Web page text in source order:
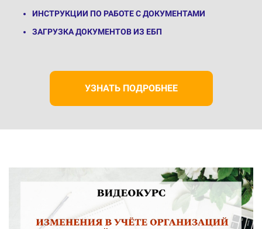
ИНСТРУКЦИИ ПО РАБОТЕ С ДОКУМЕНТАМИ
ЗАГРУЗКА ДОКУМЕНТОВ ИЗ ЕБП
УЗНАТЬ ПОДРОБНЕЕ